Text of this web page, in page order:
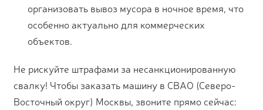
организовать вывоз мусора в ночное время, что
особенно актуально для коммерческих
объектов.
Не рискуйте штрафами за несанкционированную
свалку! Чтобы заказать машину в СВАО (Северо-
Восточный округ) Москвы, звоните прямо сейчас: